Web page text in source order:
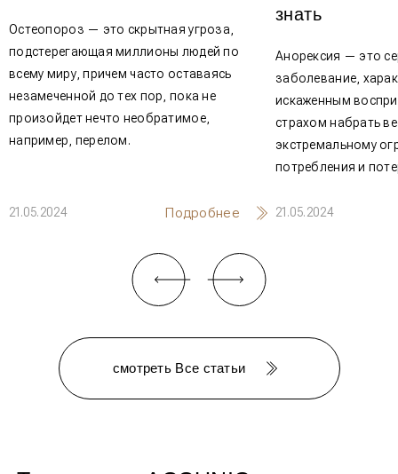
Остеопороз — это скрытная угроза,
подстерегающая миллионы людей по
всему миру, причем часто оставаясь
незамеченной до тех пор, пока не
произойдет нечто необратимое,
например, перелом.
21.05.2024 Подробнее
знать
Анорексия — это
заболевание,
искаженным
страхом набрать
экстремальному
потребления и
21.05.2024
смотреть Все статьи